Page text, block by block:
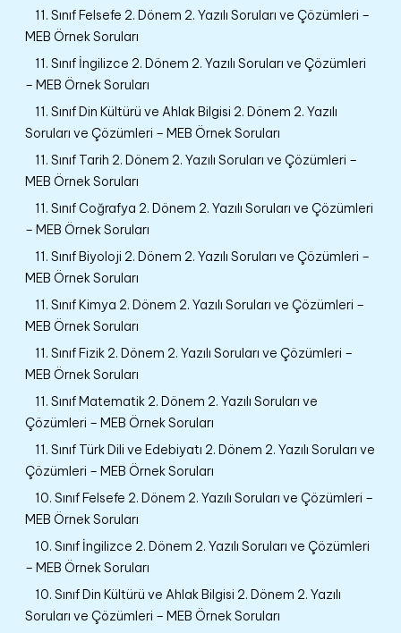
11. Sınıf Felsefe 2. Dönem 2. Yazılı Soruları ve Çözümleri –
MEB Örnek Soruları
11. Sınıf İngilizce 2. Dönem 2. Yazılı Soruları ve Çözümleri
– MEB Örnek Soruları
11. Sınıf Din Kültürü ve Ahlak Bilgisi 2. Dönem 2. Yazılı
Soruları ve Çözümleri – MEB Örnek Soruları
11. Sınıf Tarih 2. Dönem 2. Yazılı Soruları ve Çözümleri –
MEB Örnek Soruları
11. Sınıf Coğrafya 2. Dönem 2. Yazılı Soruları ve Çözümleri
– MEB Örnek Soruları
11. Sınıf Biyoloji 2. Dönem 2. Yazılı Soruları ve Çözümleri –
MEB Örnek Soruları
11. Sınıf Kimya 2. Dönem 2. Yazılı Soruları ve Çözümleri –
MEB Örnek Soruları
11. Sınıf Fizik 2. Dönem 2. Yazılı Soruları ve Çözümleri –
MEB Örnek Soruları
11. Sınıf Matematik 2. Dönem 2. Yazılı Soruları ve
Çözümleri – MEB Örnek Soruları
11. Sınıf Türk Dili ve Edebiyatı 2. Dönem 2. Yazılı Soruları ve
Çözümleri – MEB Örnek Soruları
10. Sınıf Felsefe 2. Dönem 2. Yazılı Soruları ve Çözümleri –
MEB Örnek Soruları
10. Sınıf İngilizce 2. Dönem 2. Yazılı Soruları ve Çözümleri
– MEB Örnek Soruları
10. Sınıf Din Kültürü ve Ahlak Bilgisi 2. Dönem 2. Yazılı
Soruları ve Çözümleri – MEB Örnek Soruları